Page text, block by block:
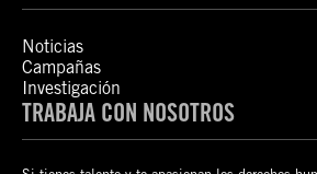
Noticias
Campañas
Investigación
TRABAJA CON NOSOTROS